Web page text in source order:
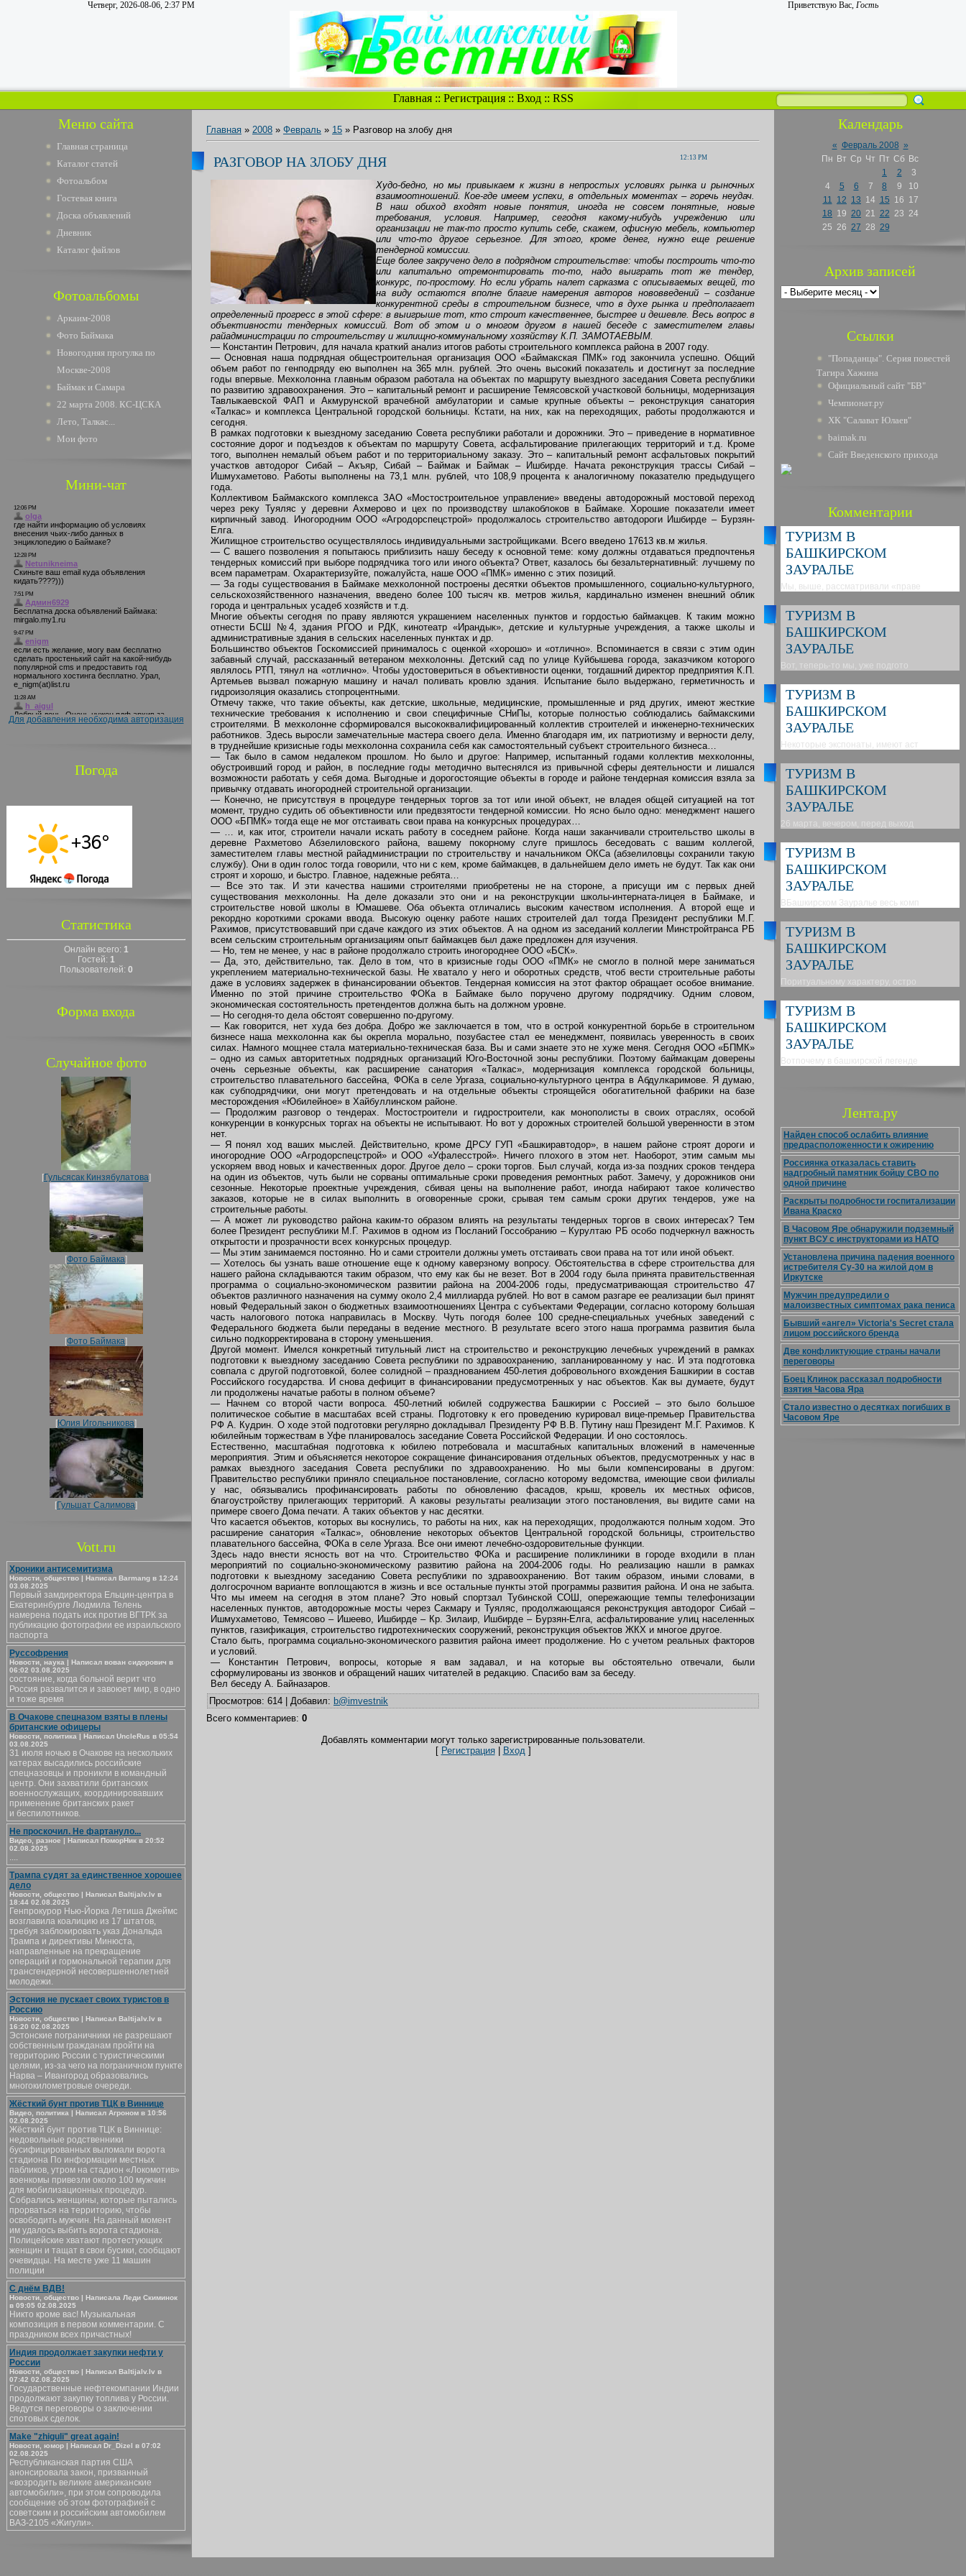
Четверг, 2026-08-06, 2:37 PM Приветствую Вас, Гость
Главная:: Регистрация:: Вход:: RSS
Меню сайта
Главная страница
Каталог статей
Фотоальбом
Гостевая книга
Доска объявлений
Дневник
Каталог файлов
Фотоальбомы
Аркаим-2008
Фото Баймака
Новогодняя прогулка по
Москве-2008
Баймак и Самара
22 марта 2008. КС-ЦСКА
Лето, Талкас...
Мои фото
Мини-чат
Для добавления необходима авторизация
Погода
Статистика
Онлайн всего: 1
Гостей: 1
Пользователей: 0
Форма входа
Случайное фото
[Гульсясак Кинзябулатова]
[Фото Баймака]
[Фото Баймака]
[Юлия Игольникова]
[Гульшат Салимова]
Vott.ru
Хроники антисемитизма
Новости, общество | Написал Barmang в 12:24
03.08.2025
Первый замдиректора Ельцин-центра в
Екатеринбурге Людмила Телень
намерена подать иск против ВГТРК за
публикацию фотографии ее израильского
паспорта
Руссофрения
Новости, наука | Написал вован сидорович в
06:02 03.08.2025
состояние, когда больной верит что
Россия развалится и завоюет мир, в одно
и тоже время
В Очакове спецназом взяты в плены
британские офицеры
Новости, политика | Написал UncleRus в 05:54
03.08.2025
31 июля ночью в Очакове на нескольких
катерах высадились российские
спецназовцы и проникли в командный
центр. Они захватили британских
военнослужащих, координировавших
применение британских ракет
и беспилотников.
Не проскочил. Не фартануло...
Видео, разное | Написал ПоморНик в 20:52
02.08.2025
....
Трампа судят за единственное хорошее
дело
Новости, общество | Написал Baltijalv.lv в
18:44 02.08.2025
Генпрокурор Нью-Йорка Летиша Джеймс
возглавила коалицию из 17 штатов,
требуя заблокировать указ Дональда
Трампа и директивы Минюста,
направленные на прекращение
операций и гормональной терапии для
трансгендерной несовершеннолетней
молодежи.
Эстония не пускает своих туристов в
Россию
Новости, общество | Написал Baltijalv.lv в
16:20 02.08.2025
Эстонские пограничники не разрешают
собственным гражданам пройти на
территорию России с туристическими
целями, из-за чего на пограничном пункте
Нарва – Ивангород образовались
многокилометровые очереди.
Жёсткий бунт против ТЦК в Виннице
Видео, политика | Написал Агроном в 10:56
02.08.2025
Жёсткий бунт против ТЦК в Виннице:
недовольные родственники
бусифицированных выломали ворота
стадиона По информации местных
пабликов, утром на стадион «Локомотив»
военкомы привезли около 100 мужчин
для мобилизационных процедур.
Собрались женщины, которые пытались
прорваться на территорию, чтобы
освободить мужчин. На данный момент
им удалось выбить ворота стадиона.
Полицейские хватают протестующих
женщин и тащат в свои бусики, сообщают
очевидцы. На месте уже 11 машин
полиции
С днём ВДВ!
Новости, общество | Написала Леди Скиминок
в 09:05 02.08.2025
Никто кроме вас! Музыкальная
композиция в первом комментарии. С
праздником всех причастных!
Индия продолжает закупки нефти у
России
Новости, общество | Написал Baltijalv.lv в
07:42 02.08.2025
Государственные нефтекомпании Индии
продолжают закупку топлива у России.
Ведутся переговоры о заключении
спотовых сделок.
Make "zhiguli" great again!
Новости, юмор | Написал Dr_Dizel в 07:02
02.08.2025
Республиканская партия США
анонсировала закон, призванный
«возродить великие американские
автомобили», при этом сопроводила
сообщение об этом фотографией с
советским и российским автомобилем
ВАЗ-2105 «Жигули».
Главная » 2008 » Февраль » 15 » Разговор на злобу дня
12:13 PM
РАЗГОВОР НА ЗЛОБУ ДНЯ
Худо-бедно, но мы привыкаем к жизни в непростых условиях рынка и рыночных
взаимоотношений. Кое-где имеем успехи, в отдельных моментах – горечь неудач.
В наш обиход входят новые понятия, иногда не совсем понятные, новые
требования, условия. Например, сегодня какому-нибудь учреждению или
организации не так-то просто купить себе, скажем, офисную мебель, компьютер
или что-то другое серьезное. Для этого, кроме денег, нужно еще решение
тендерной комиссии.
Еще более закручено дело в подрядном строительстве: чтобы построить что-то
или капитально отремонтировать то-то, надо выиграть тот же тендер,
конкурс, по-простому. Но если убрать налет сарказма с описываемых вещей, то
на виду остаются вполне благие намерения авторов нововведений – создание
конкурентной среды в строительном бизнесе, что в духе рынка и предполагает
определенный прогресс в этой сфере: в выигрыше тот, кто строит качественнее, быстрее и дешевле. Весь вопрос в
объективности тендерных комиссий. Вот об этом и о многом другом в нашей беседе с заместителем главы
райадминистрации по строительству и жилищно-коммунальному хозяйству К.П. ЗАМОТАЕВЫМ.
— Константин Петрович, для начала краткий анализ итогов работы строительного комплекса района в 2007 году.
— Основная наша подрядная общестроительная организация ООО «Баймакская ПМК» год закончила успешно. Общий
объем работ по генподряду ею выполнен на 365 млн. рублей. Это очень высокий показатель и достигнут за последние
годы впервые. Мехколонна главным образом работала на объектах по маршруту выездного заседания Совета республики
по развитию здравоохранения. Это – капитальный ремонт и расширение Темясовской участковой больницы, модернизация
Тавлыкаевской ФАП и Акмурунской врачебной амбулатории и самые крупные объекты – реконструкция санатория
«Талкас» и комплекса Центральной городской больницы. Кстати, на них, как на переходящих, работы продолжаются и
сегодня.
В рамках подготовки к выездному заседанию Совета республики работали и дорожники. Это – приведение в нормативное
состояние дорог и подъездов к объектам по маршруту Совета, асфальтирование прилегающих территорий и т.д. Кроме
того, выполнен немалый объем работ и по территориальному заказу. Это – капитальный ремонт асфальтовых покрытий
участков автодорог Сибай – Акъяр, Сибай – Баймак и Баймак – Ишбирде. Начата реконструкция трассы Сибай –
Ишмухаметово. Работы выполнены на 73,1 млн. рублей, что 108,9 процента к аналогичному показателю предыдущего
года.
Коллективом Баймакского комплекса ЗАО «Мостостроительное управление» введены автодорожный мостовой переход
через реку Туяляс у деревни Ахмерово и цех по производству шлакоблоков в Баймаке. Хорошие показатели имеет
кирпичный завод. Иногородним ООО «Агродорспецстрой» продолжалось строительство автодороги Ишбирде – Бурзян-
Елга.
Жилищное строительство осуществлялось индивидуальными застройщиками. Всего введено 17613 кв.м жилья.
— С вашего позволения я попытаюсь приблизить нашу беседу к основной теме: кому должны отдаваться предпочтенья
тендерных комиссий при выборе подрядчика того или иного объекта? Ответ, казалось бы безальтернативный: лучшему по
всем параметрам. Охарактеризуйте, пожалуйста, наше ООО «ПМК» именно с этих позиций.
— За годы существования в Баймаке мехколонной построены десятки объектов промышленного, социально-культурного,
сельскохозяйственного назначения, введено более 100 тысяч кв. метров жилья, кардинально изменен внешний облик
города и центральных усадеб хозяйств и т.д.
Многие объекты сегодня по праву являются украшением населенных пунктов и гордостью баймакцев. К таким можно
отнести БСШ №4, здания РГОО и РДК, кинотеатр «Ирандык», детские и культурные учреждения, а также школы и
административные здания в сельских населенных пунктах и др.
Большинство объектов Госкомиссией принималось с оценкой «хорошо» и «отлично». Вспоминается в связи с этим один
забавный случай, рассказанный ветераном мехколонны. Детский сад по улице Куйбышева города, заказчиком которого
являлось РТП, тянул на «отлично». Чтобы удостовериться в объективности оценки, тогдашний директор предприятия К.П.
Артемьев вызвал пожарную машину и начал поливать кровлю здания. Испытание было выдержано, герметичность и
гидроизоляция оказались стопроцентными.
Отмечу также, что такие объекты, как детские, школьные, медицинские, промышленные и ряд других, имеют жесткие
технические требования к исполнению и свои специфичные СНиПы, которые полностью соблюдались баймакскими
строителями. В мехколонне сформировался высококвалифицированный коллектив строителей и инженерно-технических
работников. Здесь выросли замечательные мастера своего дела. Именно благодаря им, их патриотизму и верности делу,
в труднейшие кризисные годы мехколонна сохранила себя как самостоятельный субъект строительного бизнеса…
— Так было в самом недалеком прошлом. Но было и другое: Например, испытанный годами коллектив мехколонны,
обустроивший город и район, в последние годы методично вытеснялся из привычной сферы деятельности и лишался
возможности работать у себя дома. Выгодные и дорогостоящие объекты в городе и районе тендерная комиссия взяла за
привычку отдавать иногородней строительной организации.
— Конечно, не присутствуя в процедуре тендерных торгов за тот или иной объект, не владея общей ситуацией на тот
момент, трудно судить об объективности или предвзятости тендерной комиссии. Но ясно было одно: менеджмент нашего
ООО «БПМК» тогда еще не мог отстаивать свои права на конкурсных процедурах…
— … и, как итог, строители начали искать работу в соседнем районе. Когда наши заканчивали строительство школы в
деревне Рахметово Абзелиловского района, вашему покорному слуге пришлось беседовать с вашим коллегой,
заместителем главы местной райадминистрации по строительству и начальником ОКСа (абзелиловцы сохранили такую
службу). Они в один голос тогда говорили, что ни с кем, кроме баймакцев, в дальнейшем дело иметь не будут. Так как они
строят и хорошо, и быстро. Главное, надежные ребята…
— Все это так. И эти качества нашими строителями приобретены не на стороне, а присущи им с первых дней
существования мехколонны. На деле доказали это они и на реконструкции школы-интерната-лицея в Баймаке, и
строительстве новой школы в Юмашеве. Оба объекта отличались высоким качеством исполнения. А второй еще и
рекордно короткими сроками ввода. Высокую оценку работе наших строителей дал тогда Президент республики М.Г.
Рахимов, присутствовавший при сдаче каждого из этих объектов. А на одном из заседаний коллегии Минстройтранса РБ
всем сельским строительным организациям опыт баймакцев был даже предложен для изучения.
— Но, тем не менее, у нас в районе продолжало строить иногороднее ООО «БСК».
— Да, это, действительно, так. Дело в том, что в кризисные годы ООО «ПМК» не смогло в полной мере заниматься
укреплением материально-технической базы. Не хватало у него и оборотных средств, чтоб вести строительные работы
даже в условиях задержек в финансировании объектов. Тендерная комиссия на этот фактор обращает особое внимание.
Именно по этой причине строительство ФОКа в Баймаке было поручено другому подрядчику. Одним словом,
экономическая состоятельность претендентов должна быть на должном уровне.
— Но сегодня-то дела обстоят совершенно по-другому.
— Как говорится, нет худа без добра. Добро же заключается в том, что в острой конкурентной борьбе в строительном
бизнесе наша мехколонна как бы окрепла морально, позубастее стал ее менеджмент, появилась уверенность в своих
силах. Намного мощнее стала материально-техническая база. Вы и сами знаете это не хуже меня. Сегодня ООО «БПМК»
– одно из самых авторитетных подрядных организаций Юго-Восточной зоны республики. Поэтому баймакцам доверены
очень серьезные объекты, как расширение санатория «Талкас», модернизация комплекса городской больницы,
строительство плавательного бассейна, ФОКа в селе Ургаза, социально-культурного центра в Абдулкаримове. Я думаю,
как субподрядчики, они могут претендовать и на отдельные объекты строящейся обогатительной фабрики на базе
месторождения «Юбилейное» в Хайбуллинском районе.
— Продолжим разговор о тендерах. Мостостроители и гидростроители, как монополисты в своих отраслях, особой
конкуренции в конкурсных торгах на объекты не испытывают. Но вот у дорожных строителей большой уверенности в этом
нет.
— Я понял ход ваших мыслей. Действительно, кроме ДРСУ ГУП «Башкиравтодор», в нашем районе строят дороги и
иногородние ООО «Агродорспецстрой» и ООО «Уфалесстрой». Ничего плохого в этом нет. Наоборот, этим самым мы
ускоряем ввод новых и качественных дорог. Другое дело – сроки торгов. Был случай, когда из-за поздних сроков тендера
на один из объектов, чуть были не сорваны оптимальные сроки проведения ремонтных работ. Замечу, у дорожников они
сезонные. Некоторые проектные учреждения, сбивая цены на выполнение работ, иногда набирают такое количество
заказов, которые не в силах выполнить в оговоренные сроки, срывая тем самым сроки других тендеров, уже на
строительные работы.
— А может ли руководство района каким-то образом влиять на результаты тендерных торгов в своих интересах? Тем
более Президент республики М.Г. Рахимов в одном из Посланий Госсобранию – Курултаю РБ особо подчеркнул важность
открытости и прозрачности всех конкурсных процедур.
— Мы этим занимаемся постоянно. Но и сами строители должны уметь отстаивать свои права на тот или иной объект.
— Хотелось бы узнать ваше отношение еще к одному каверзному вопросу. Обстоятельства в сфере строительства для
нашего района складываются таким образом, что ему как бы не везет. Вот в 2004 году была принята правительственная
программа о социально-экономическом развитии района на 2004-2006 годы, предусматривающая строительство 47
объектов различного назначения на сумму около 2,4 миллиарда рублей. Но вот в самом разгаре ее реализации был принят
новый Федеральный закон о бюджетных взаимоотношениях Центра с субъектами Федерации, согласно которому большая
часть налогового потока направилась в Москву. Чуть погодя более 100 средне-специальных учебных заведений с
Федерального бюджета были переданы в ведение местного. В результате всего этого наша программа развития была
сильно подкорректирована в сторону уменьшения.
Другой момент. Имелся конкретный титульный лист на строительство и реконструкцию лечебных учреждений в рамках
подготовки к выездному заседанию Совета республики по здравоохранению, запланированному у нас. И эта подготовка
совпала с другой подготовкой, более солидной – празднованием 450-летия добровольного вхождения Башкирии в состав
Российского государства. И снова дефицит в финансировании предусмотренных у нас объектов. Как вы думаете, будут
ли продолжены начатые работы в полном объеме?
— Начнем со второй части вопроса. 450-летний юбилей содружества Башкирии с Россией – это было большое
политическое событие в масштабах всей страны. Подготовку к его проведению курировал вице-премьер Правительства
РФ А. Кудрин. О ходе этой подготовки регулярно докладывал Президенту РФ В.В. Путину наш Президент М.Г. Рахимов. К
юбилейным торжествам в Уфе планировалось заседание Совета Российской Федерации. И оно состоялось.
Естественно, масштабная подготовка к юбилею потребовала и масштабных капитальных вложений в намеченные
мероприятия. Этим и объясняется некоторое сокращение финансирования отдельных объектов, предусмотренных у нас в
рамках выездного заседания Совета республики по здравоохранению. Но мы были компенсированы в другом:
Правительство республики приняло специальное постановление, согласно которому ведомства, имеющие свои филиалы
у нас, обязывались профинансировать работы по обновлению фасадов, крыш, кровель их местных офисов,
благоустройству прилегающих территорий. А каковы результаты реализации этого постановления, вы видите сами на
примере своего Дома печати. А таких объектов у нас десятки.
Что касается объектов, которых вы коснулись, то работы на них, как на переходящих, продолжаются полным ходом. Это
расширение санатория «Талкас», обновление некоторых объектов Центральной городской больницы, строительство
плавательного бассейна, ФОКа в селе Ургаза. Все они имеют лечебно-оздоровительные функции.
Здесь надо внести ясность вот на что. Строительство ФОКа и расширение поликлиники в городе входили в план
мероприятий по социально-экономическому развитию района на 2004-2006 годы. Но реализацию нашли в рамках
подготовки к выездному заседанию Совета республики по здравоохранению. Вот таким образом, иными словами, в
долгосрочном варианте воплощаются в жизнь и все остальные пункты этой программы развития района. И она не забыта.
Что мы имеем на сегодня в этом плане? Это новый спортзал Тубинской СОШ, опережающие темпы телефонизации
населенных пунктов, автодорожные мосты через Сакмару и Туяляс, продолжающаяся реконструкция автодорог Сибай –
Ишмухаметово, Темясово – Ишеево, Ишбирде – Кр. Зилаир, Ишбирде – Бурзян-Елга, асфальтирование улиц населенных
пунктов, газификация, строительство гидротехнических сооружений, реконструкция объектов ЖКХ и многое другое.
Стало быть, программа социально-экономического развития района имеет продолжение. Но с учетом реальных факторов
и условий.
— Константин Петрович, вопросы, которые я вам задавал, и на которые вы обстоятельно отвечали, были
сформулированы из звонков и обращений наших читателей в редакцию. Спасибо вам за беседу.
Вел беседу А. Байназаров.
Просмотров: 614 | Добавил: b@imvestnik
Всего комментариев: 0
Добавлять комментарии могут только зарегистрированные пользователи.
[ Регистрация| Вход]
Календарь
« Февраль 2008 »
Пн Вт Ср Чт Пт Сб Вс
1
2
3
4
5 6 7 8 9
10
11 12 13 14 15 16 17
18 19 20 21 22 23 24
25 26 27 28 29
Архив записей
Ссылки
"Попаданцы". Серия повестей
Тагира Хажина
Официальный сайт "БВ"
Чемпионат.ру
ХК "Салават Юлаев"
baimak.ru
Сайт Введенского прихода
Комментарии
ТУРИЗМ В
БАШКИРСКОМ
ЗАУРАЛЬЕ
Мы, выше, рассматривали «праве
ТУРИЗМ В
БАШКИРСКОМ
ЗАУРАЛЬЕ
Вот, теперь-то мы, уже подгото
ТУРИЗМ В
БАШКИРСКОМ
ЗАУРАЛЬЕ
Некоторые экспонаты, имеют аст
ТУРИЗМ В
БАШКИРСКОМ
ЗАУРАЛЬЕ
26 марта, вечером, перед выход
ТУРИЗМ В
БАШКИРСКОМ
ЗАУРАЛЬЕ
ВБашкирском Зауралье весь комп
ТУРИЗМ В
БАШКИРСКОМ
ЗАУРАЛЬЕ
Поритуальному характеру, остро
ТУРИЗМ В
БАШКИРСКОМ
ЗАУРАЛЬЕ
Вотпочему в башкирской легенде
Лента.ру
Найден способ ослабить влияние
предрасположенности к ожирению
Россиянка отказалась ставить
надгробный памятник бойцу СВО по
одной причине
Раскрыты подробности госпитализации
Ивана Краско
В Часовом Яре обнаружили подземный
пункт ВСУ с инструкторами из НАТО
Установлена причина падения военного
истребителя Су-30 на жилой дом в
Иркутске
Мужчин предупредили о
малоизвестных симптомах рака пениса
Бывший «ангел» Victoria's Secret стала
лицом российского бренда
Две конфликтующие страны начали
переговоры
Боец Клинок рассказал подробности
взятия Часова Яра
Стало известно о десятках погибших в
Часовом Яре